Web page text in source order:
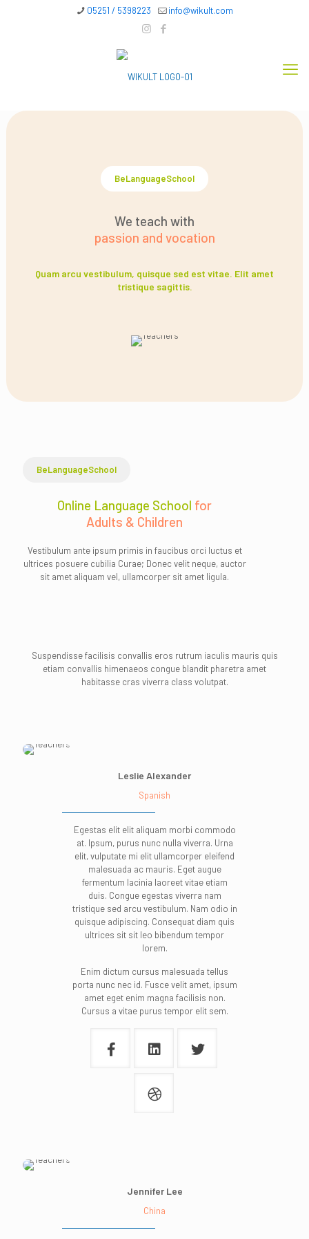
05251 / 5398223 info@wikult.com
BeLanguageSchool
We teach with
passion and vocation
Quam arcu vestibulum, quisque sed est vitae. Elit amet
tristique sagittis.
BeLanguageSchool
Online Language School for
Adults & Children
Vestibulum ante ipsum primis in faucibus orci luctus et
ultrices posuere cubilia Curae; Donec velit neque, auctor
sit amet aliquam vel, ullamcorper sit amet ligula.
Suspendisse facilisis convallis eros rutrum iaculis mauris quis
etiam convallis himenaeos congue blandit pharetra amet
habitasse cras viverra class volutpat.
Leslie Alexander
Spanish
Egestas elit elit aliquam morbi commodo
at. Ipsum, purus nunc nulla viverra. Urna
elit, vulputate mi elit ullamcorper eleifend
malesuada ac mauris. Eget augue
fermentum lacinia laoreet vitae etiam
duis. Congue egestas viverra nam
tristique sed arcu vestibulum. Nam odio in
quisque adipiscing. Consequat diam quis
ultrices sit sit leo bibendum tempor
lorem.
Enim dictum cursus malesuada tellus
porta nunc nec id. Fusce velit amet, ipsum
amet eget enim magna facilisis non.
Cursus a vitae purus tempor elit sem.
Jennifer Lee
China